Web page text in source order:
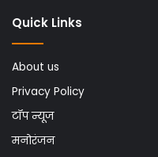
Quick Links
About us
Privacy Policy
टॉप न्यूज
मनोरंजन